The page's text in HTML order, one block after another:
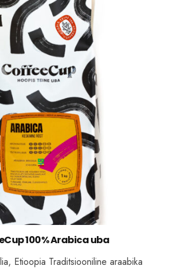
100% Arabica uba
Etioopia Traditsiooniline araabika